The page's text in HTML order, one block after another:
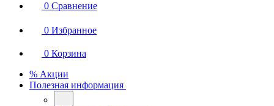
0 Сравнение
0 Избранное
0 Корзина
% Акции
Полезная информация